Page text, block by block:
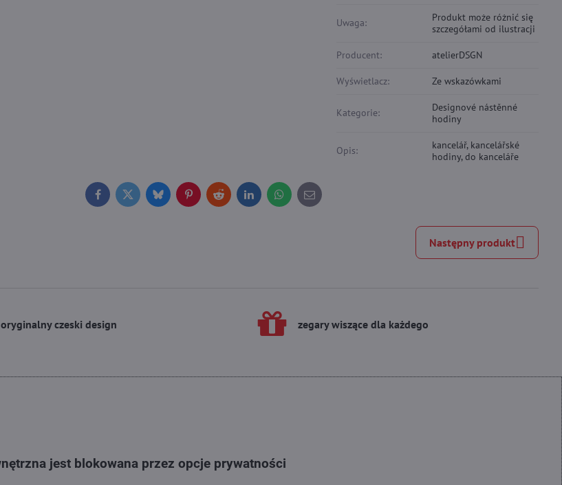
Uwaga:
Produkt może różnić się
szczegółami od ilustracji
Producent: atelierDSGN
Wyświetlacz: Ze wskazówkami
Kategorie:
Designové nástěnné
hodiny
Opis:
kancelář, kancelářské
hodiny, do kanceláře
FacebookTwitterBlueskyPinterestRedditLinkedInWhatsApp
E-
mail
Następny produkt
oryginalny czeski design zegary wiszące dla każdego
jest blokowana przez opcje prywatności